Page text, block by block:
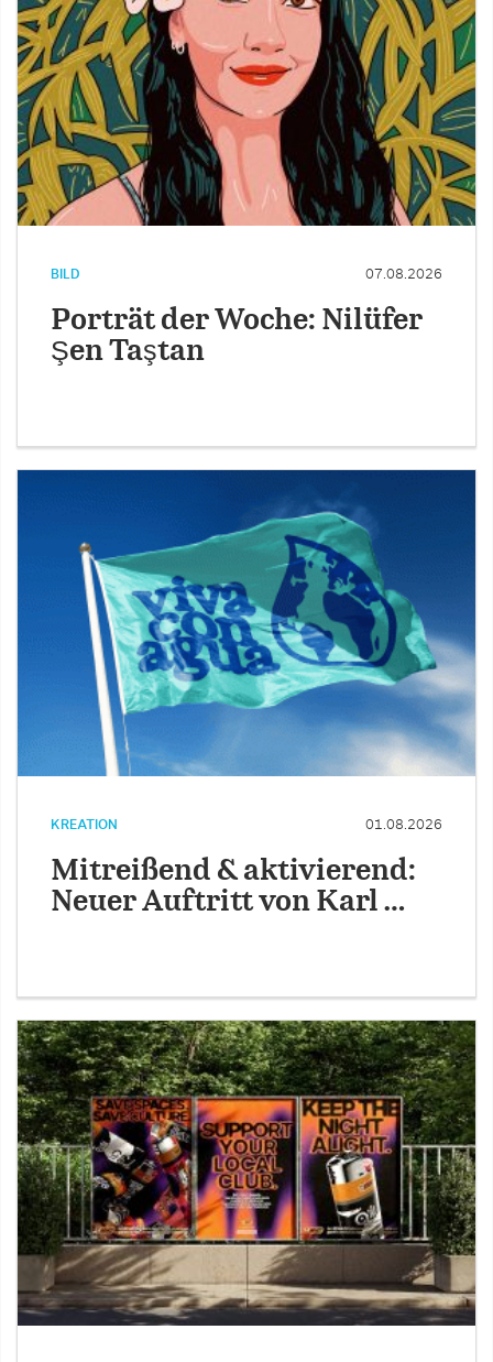
BILD 07.08.2026
Porträt der Woche: Nilüfer
Şen Taştan
KREATION 01.08.2026
Mitreißend & aktivierend:
Neuer Auftritt von Karl …